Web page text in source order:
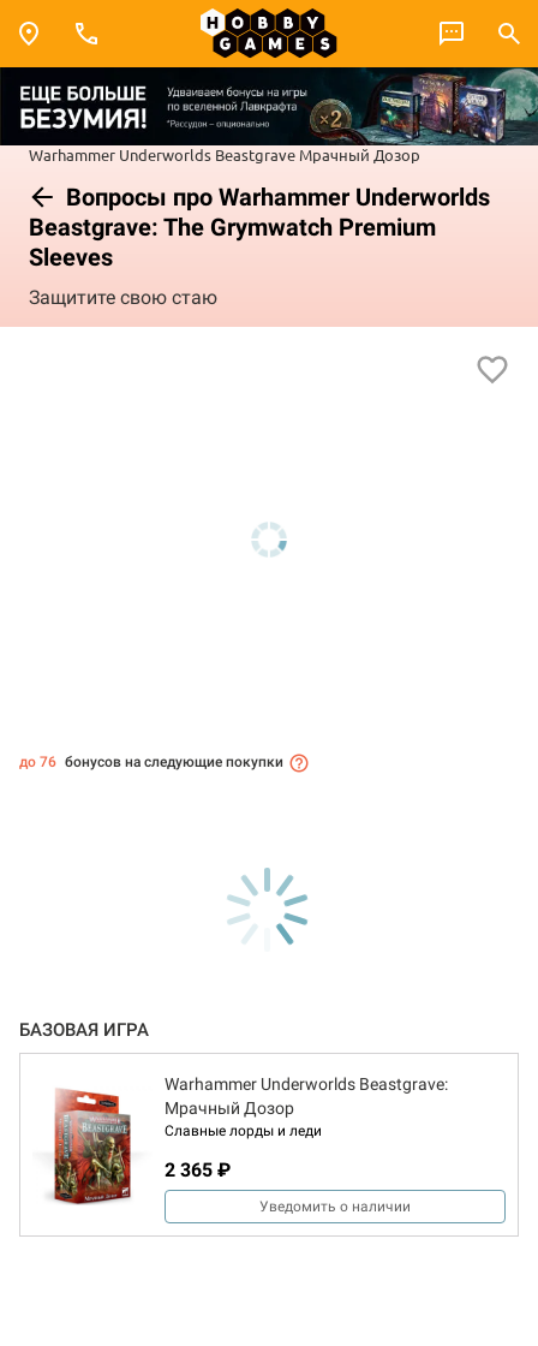
Warhammer Underworlds Beastgrave Мрачный Дозор
Вопросы про Warhammer Underworlds
Beastgrave: The Grymwatch Premium
Sleeves
Защитите свою стаю
до 76 бонусов на следующие покупки
БАЗОВАЯ ИГРА
Warhammer Underworlds Beastgrave:
Мрачный Дозор
Славные лорды и леди
2 365 ₽
Уведомить о наличии